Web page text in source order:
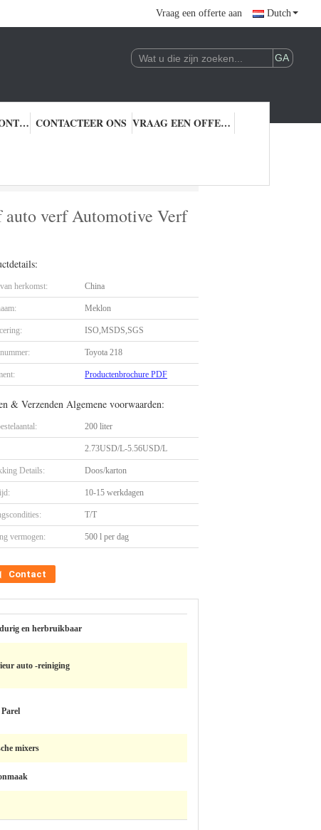
Vraag een offerte aan Dutch
KWALITEITSCONTROLE CONTACTEER ONS VRAAG EEN OFFERTE AAN
auto verf Automotive Verf
herkomst: China
Meklon
ISO,MSDS,SGS
Toyota 218
Productenbrochure PDF
& Verzenden Algemene voorwaarden:
200 liter
2.73USD/L-5.56USD/L
Details: Doos/karton
10-15 werkdagen
T/T
vermogen: 500 l per dag
Contact
en herbruikbaar
auto -reiniging
mixers